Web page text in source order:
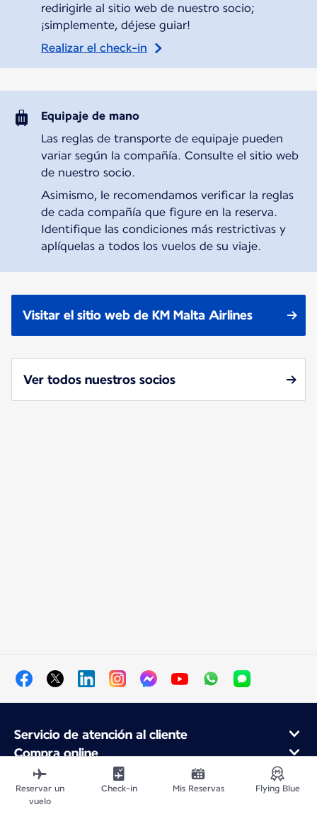
redirigirle al sitio web de nuestro socio;
¡simplemente, déjese guiar!
Realizar el check-in
Equipaje de mano
Las reglas de transporte de equipaje pueden
variar según la compañía. Consulte el sitio web
de nuestro socio.
Asimismo, le recomendamos verificar la reglas
de cada compañía que figure en la reserva.
Identifique las condiciones más restrictivas y
aplíquelas a todos los vuelos de su viaje.
Visitar el sitio web de KM Malta Airlines
Ver todos nuestros socios
Servicio de atención al cliente
Compra online
Programa de fidelidad y socios
Acerca de Air France
Aplicación móvil Air France
Reservar un
vuelo
Check-in Mis Reservas Flying Blue